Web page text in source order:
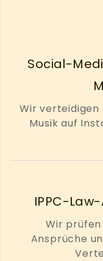
Social-
Wir verteidigen
Musik auf
IPPC-
Wir
Ansprüche